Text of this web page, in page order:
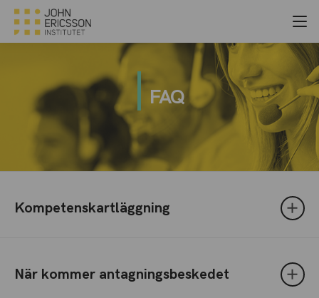
FAQ
Kompetenskartläggning
När kommer antagningsbeskedet